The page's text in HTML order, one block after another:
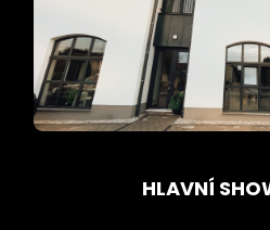
HLAVNÍ